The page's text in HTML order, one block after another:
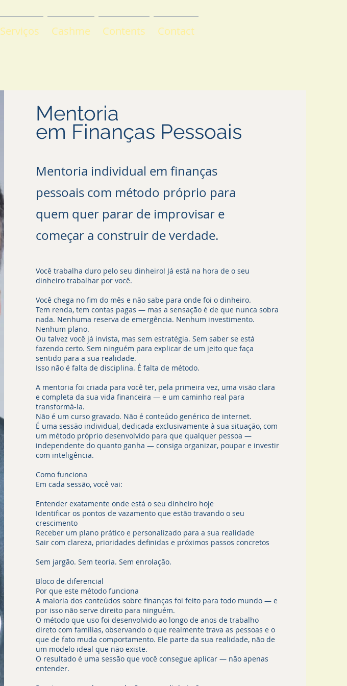
Serviços Cashme Contents Contact
Mentoria
em Finanças Pessoais
Mentoria individual em finanças
pessoais com método próprio para
quem quer parar de improvisar e
começar a construir de verdade.
Você trabalha duro pelo seu dinheiro! Já está na hora de o seu
dinheiro trabalhar por você.
Você chega no fim do mês e não sabe para onde foi o dinheiro.
Tem renda, tem contas pagas — mas a sensação é de que nunca sobra
nada. Nenhuma reserva de emergência. Nenhum investimento.
Nenhum plano.
Ou talvez você já invista, mas sem estratégia. Sem saber se está
fazendo certo. Sem ninguém para explicar de um jeito que faça
sentido para a sua realidade.
Isso não é falta de disciplina. É falta de método.
A mentoria foi criada para você ter, pela primeira vez, uma visão clara
e completa da sua vida financeira — e um caminho real para
transformá-la.
Não é um curso gravado. Não é conteúdo genérico de internet.
É uma sessão individual, dedicada exclusivamente à sua situação, com
um método próprio desenvolvido para que qualquer pessoa —
independente do quanto ganha — consiga organizar, poupar e investir
com inteligência.
Como funciona
Em cada sessão, você vai:
Entender exatamente onde está o seu dinheiro hoje
Identificar os pontos de vazamento que estão travando o seu
crescimento
Receber um plano prático e personalizado para a sua realidade
Sair com clareza, prioridades definidas e próximos passos concretos
Sem jargão. Sem teoria. Sem enrolação.
Bloco de diferencial
Por que este método funciona
A maioria dos conteúdos sobre finanças foi feito para todo mundo — e
por isso não serve direito para ninguém.
O método que uso foi desenvolvido ao longo de anos de trabalho
direto com famílias, observando o que realmente trava as pessoas e o
que de fato muda comportamento. Ele parte da sua realidade, não de
um modelo ideal que não existe.
O resultado é uma sessão que você consegue aplicar — não apenas
entender.